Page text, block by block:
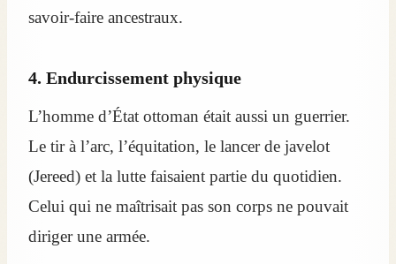
savoir-faire ancestraux.
4. Endurcissement physique
L’homme d’État ottoman était aussi un guerrier.
Le tir à l’arc, l’équitation, le lancer de javelot
(Jereed) et la lutte faisaient partie du quotidien.
Celui qui ne maîtrisait pas son corps ne pouvait
diriger une armée.